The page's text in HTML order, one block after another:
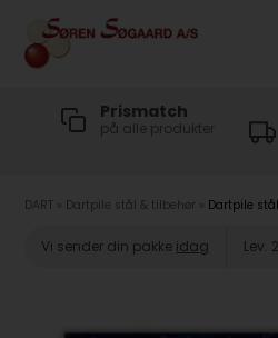
Prismatch
på alle produkter
Fri
ved
DART Dartpile stål & tilbehør Dartpile stål
Vi sender din pakke idag Lev.